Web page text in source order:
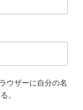
ウザーに自分の名
。